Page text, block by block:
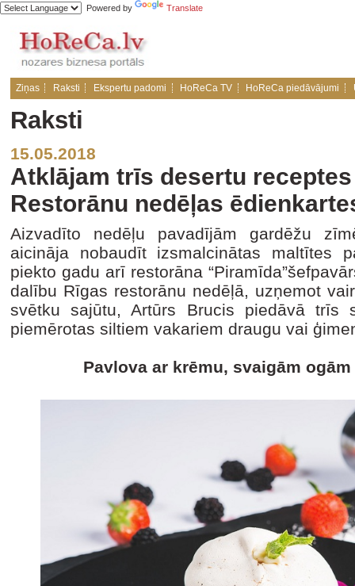
Powered by Translate
Ziņas Raksti Ekspertu padomi HoReCa TV HoReCa piedāvājumi
Raksti
15.05.2018
Atklājam trīs desertu
Restorānu nedēļas
Aizvadīto nedēļu pavadījām gardēžu
aicināja nobaudīt izsmalcinātas maltītes
piekto gadu arī restorāna
dalību Rīgas restorānu nedēļā, uzņemot
svētku sajūtu, Artūrs Brucis piedāvā trīs
piemērotas siltiem vakariem draugu vai
Pavlova ar krēmu, svaigām